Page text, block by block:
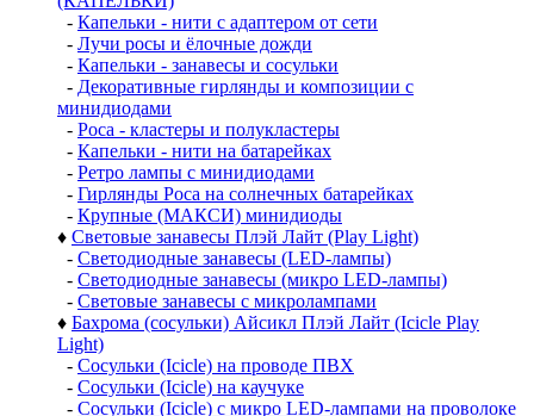
- Капельки - нити с адаптером от сети
- Лучи росы и ёлочные дожди
- Капельки - занавесы и сосульки
- Декоративные гирлянды и композиции с
минидиодами
- Роса - кластеры и полукластеры
- Капельки - нити на батарейках
- Ретро лампы с минидиодами
- Гирлянды Роса на солнечных батарейках
- Крупные (МАКСИ) минидиоды
♦ Световые занавесы Плэй Лайт (Play Light)
- Светодиодные занавесы (LED-лампы)
- Светодиодные занавесы (микро LED-лампы)
- Световые занавесы с микролампами
♦ Бахрома (сосульки) Айсикл Плэй Лайт (Icicle Play
Light)
- Сосульки (Icicle) на проводе ПВХ
- Сосульки (Icicle) на каучуке
- Сосульки (Icicle) с микро LED-лампами на проволоке